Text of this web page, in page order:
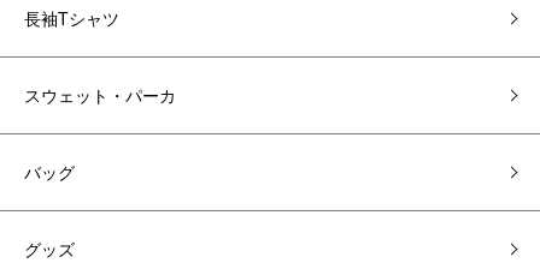
長袖Tシャツ
スウェット・パーカ
バッグ
グッズ